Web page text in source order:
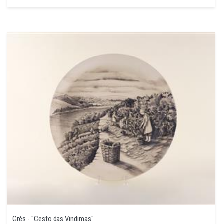
Grés - "Cesto das Vindimas"